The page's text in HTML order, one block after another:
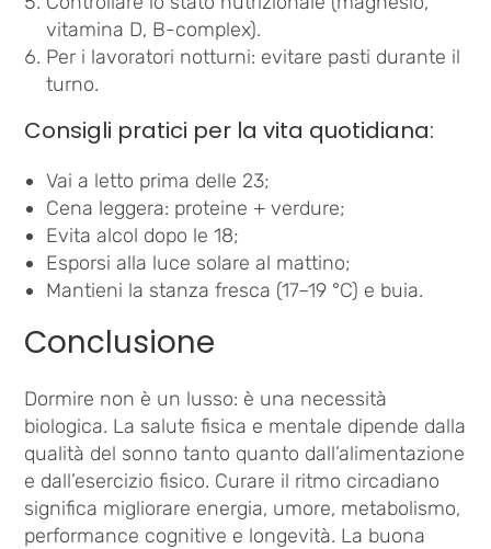
vitamina D, B-complex).
Per i lavoratori notturni: evitare pasti durante il
turno.
Consigli pratici per la vita quotidiana:
Vai a letto prima delle 23;
Cena leggera: proteine + verdure;
Evita alcol dopo le 18;
Esporsi alla luce solare al mattino;
Mantieni la stanza fresca (17–19 °C) e buia.
Conclusione
Dormire non è un lusso: è una necessità
biologica. La salute fisica e mentale dipende dalla
qualità del sonno tanto quanto dall’alimentazione
e dall’esercizio fisico. Curare il ritmo circadiano
significa migliorare energia, umore, metabolismo,
performance cognitive e longevità. La buona